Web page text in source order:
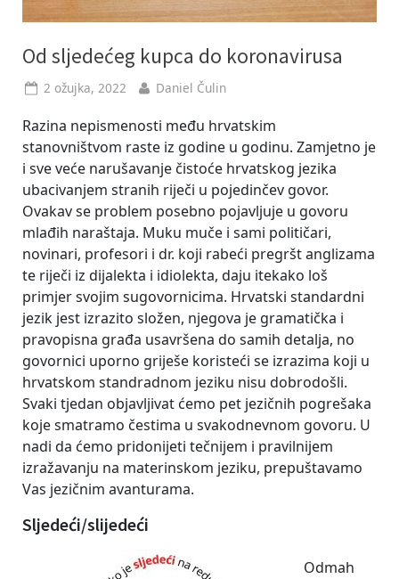
Od sljedećeg kupca do koronavirusa
Posted
2 ožujka, 2022 By
Daniel Čulin
Razina nepismenosti među hrvatskim
stanovništvom raste iz godine u godinu. Zamjetno je
i sve veće narušavanje čistoće hrvatskog jezika
ubacivanjem stranih riječi u pojedinčev govor.
Ovakav se problem posebno pojavljuje u govoru
mlađih naraštaja. Muku muče i sami političari,
novinari, profesori i dr. koji rabeći pregršt anglizama
te riječi iz dijalekta i idiolekta, daju itekako loš
primjer svojim sugovornicima. Hrvatski standardni
jezik jest izrazito složen, njegova je gramatička i
pravopisna građa usavršena do samih detalja, no
govornici uporno griješe koristeći se izrazima koji u
hrvatskom standradnom jeziku nisu dobrodošli.
Svaki tjedan objavljivat ćemo pet jezičnih pogrešaka
koje smatramo čestima u svakodnevnom govoru. U
nadi da ćemo pridonijeti tečnijem i pravilnijem
izražavanju na materinskom jeziku, prepuštavamo
Vas jezičnim avanturama.
Sljedeći/slijedeći
Odmah